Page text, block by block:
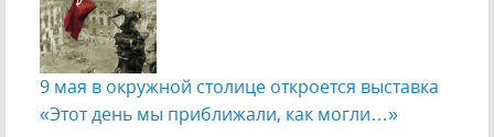
9 мая в окружной столице откроется выставка
«Этот день мы приближали, как могли…»